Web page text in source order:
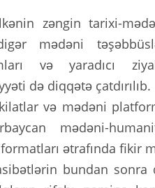
zəngin tarixi-
mədəni
və yaradıcı
də diqqətə çatdırılıb.
və mədəni
mədəni-
ətrafında fikir
bundan